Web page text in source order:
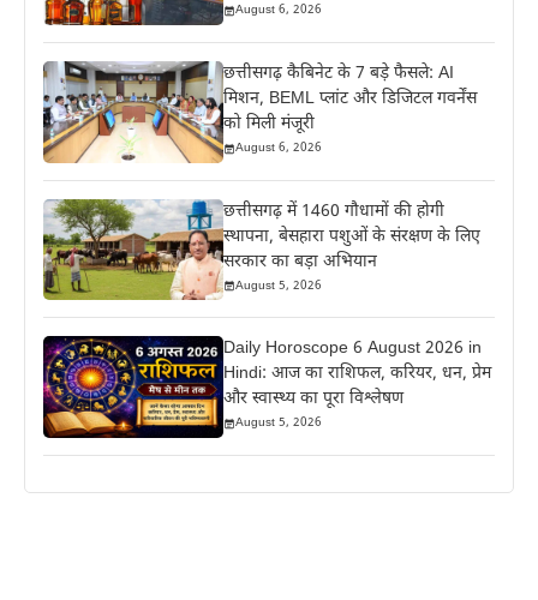
August 6, 2026
छत्तीसगढ़ कैबिनेट के 7 बड़े फैसले: AI
मिशन, BEML प्लांट और डिजिटल गवर्नेंस
को मिली मंजूरी
August 6, 2026
छत्तीसगढ़ में 1460 गौधामों की होगी
स्थापना, बेसहारा पशुओं के संरक्षण के लिए
सरकार का बड़ा अभियान
August 5, 2026
Daily Horoscope 6 August 2026 in
Hindi: आज का राशिफल, करियर, धन, प्रेम
और स्वास्थ्य का पूरा विश्लेषण
August 5, 2026